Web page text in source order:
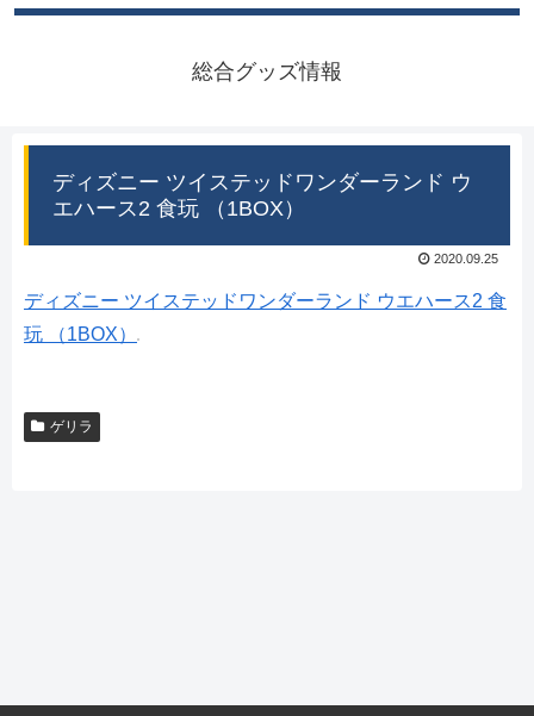
総合グッズ情報
ディズニー ツイステッドワンダーランド ウ
エハース2 食玩 （1BOX）
2020.09.25
ディズニー ツイステッドワンダーランド ウエハース2 食
玩 （1BOX）
ゲリラ